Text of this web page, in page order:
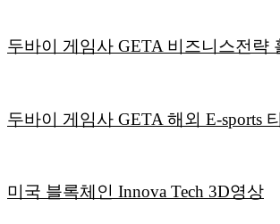
두바이 게임사 GETA 비즈니스전략
두바이 게임사 GETA 해외 E-sports
미국 블록체인 Innova Tech 3D영상